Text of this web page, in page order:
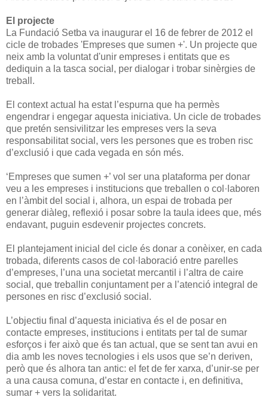
El projecte
La Fundació Setba va inaugurar el 16 de febrer de 2012 el
cicle de trobades 'Empreses que sumen +'. Un projecte que
neix amb la voluntat d'unir empreses i entitats que es
dediquin a la tasca social, per dialogar i trobar sinèrgies de
treball.
El context actual ha estat l’espurna que ha permès
engendrar i engegar aquesta iniciativa. Un cicle de trobades
que pretén sensivilitzar les empreses vers la seva
responsabilitat social, vers les persones que es troben risc
d’exclusió i que cada vegada en són més.
‘Empreses que sumen +’ vol ser una plataforma per donar
veu a les empreses i institucions que treballen o col·laboren
en l’àmbit del social i, alhora, un espai de trobada per
generar diàleg, reflexió i posar sobre la taula idees que, més
endavant, puguin esdevenir projectes concrets.
El plantejament inicial del cicle és donar a conèixer, en cada
trobada, diferents casos de col·laboració entre parelles
d’empreses, l’una una societat mercantil i l’altra de caire
social, que treballin conjuntament per a l’atenció integral de
persones en risc d’exclusió social.
L’objectiu final d’aquesta iniciativa és el de posar en
contacte empreses, institucions i entitats per tal de sumar
esforços i fer això que és tan actual, que se sent tan avui en
dia amb les noves tecnologies i els usos que se’n deriven,
però que és alhora tan antic: el fet de fer xarxa, d’unir-se per
a una causa comuna, d’estar en contacte i, en definitiva,
sumar + vers la solidaritat.